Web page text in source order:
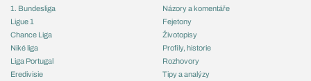
1. Bundesliga
Ligue 1
Chance Liga
Niké liga
Liga Portugal
Eredivisie
Názory a komentáře
Fejetony
Životopisy
Profily, historie
Rozhovory
Tipy a analýzy